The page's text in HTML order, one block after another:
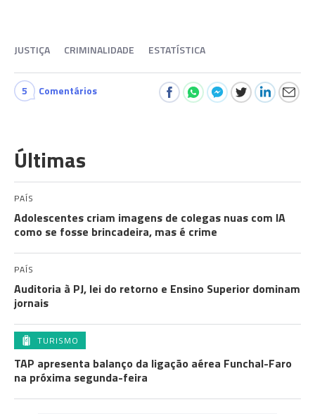
JUSTIÇA CRIMINALIDADE ESTATÍSTICA
5 Comentários
Últimas
PAÍS
Adolescentes criam imagens de colegas nuas com IA
como se fosse brincadeira, mas é crime
PAÍS
Auditoria à PJ, lei do retorno e Ensino Superior dominam
jornais
TURISMO
TAP apresenta balanço da ligação aérea Funchal-Faro
na próxima segunda-feira